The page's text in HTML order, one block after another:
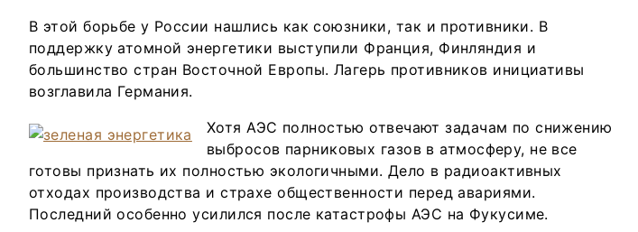
В этой борьбе у России нашлись как союзники, так и противники. В
поддержку атомной энергетики выступили Франция, Финляндия и
большинство стран Восточной Европы. Лагерь противников инициативы
возглавила Германия.
Хотя АЭС полностью отвечают задачам по снижению
выбросов парниковых газов в атмосферу, не все
готовы признать их полностью экологичными. Дело в радиоактивных
отходах производства и страхе общественности перед авариями.
Последний особенно усилился после катастрофы АЭС на Фукусиме.